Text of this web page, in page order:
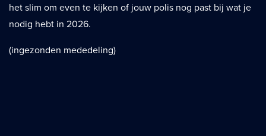
het slim om even te kijken of jouw polis nog past bij wat je
nodig hebt in 2026.
(ingezonden mededeling)